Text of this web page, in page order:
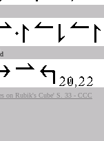
d
on Rubik's Cube' S. 33 - CCC